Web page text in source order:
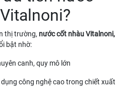
thị trường, nước cốt nhàu Vitalnoni,
bật nhờ:
canh, quy mô lớn
dụng công nghệ cao trong chiết xuất